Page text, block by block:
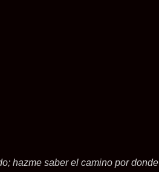
hazme saber el camino por donde